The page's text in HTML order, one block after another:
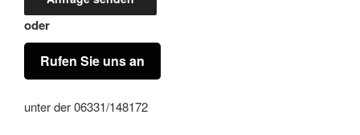
oder
Rufen Sie uns an
unter der 06331/148172